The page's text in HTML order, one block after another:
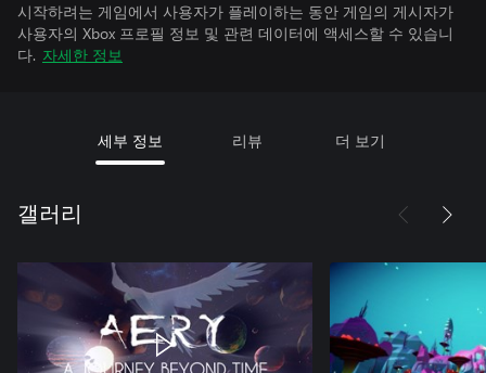
시작하려는 게임에서 사용자가 플레이하는 동안 게임의 게시자가
사용자의 Xbox 프로필 정보 및 관련 데이터에 액세스할 수 있습니
다. 자세한 정보
세부 정보 리뷰 더 보기
갤러리